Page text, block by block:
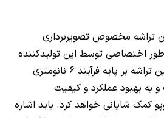
تراشه مخصوص تصویربرداری
اختصاصی توسط این تولیدکننده
پایه فرآیند 6 نانومتری
بهبود عملکرد و کیفیت
کمک شایانی خواهد کرد. باید اشاره